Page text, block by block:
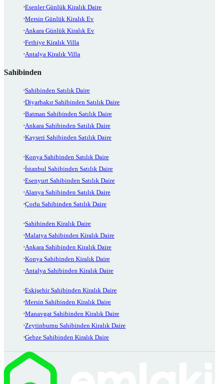
Esenler Günlük Kiralık Daire
Mersin Günlük Kiralık Ev
Ankara Günlük Kiralık Ev
Fethiye Kiralık Villa
Antalya Kiralık Villa
Sahibinden
Sahibinden Satılık Daire
Diyarbakır Sahibinden Satılık Daire
Batman Sahibinden Satılık Daire
Ankara Sahibinden Satılık Daire
Kayseri Sahibinden Satılık Daire
Konya Sahibinden Satılık Daire
İstanbul Sahibinden Satılık Daire
Esenyurt Sahibinden Satılık Daire
Alanya Sahibinden Satılık Daire
Çorlu Sahibinden Satılık Daire
Sahibinden Kiralık Daire
Malatya Sahibinden Kiralık Daire
Ankara Sahibinden Kiralık Daire
Konya Sahibinden Kiralık Daire
Antalya Sahibinden Kiralık Daire
Eskişehir Sahibinden Kiralık Daire
Mersin Sahibinden Kiralık Daire
Manavgat Sahibinden Kiralık Daire
Zeytinburnu Sahibinden Kiralık Daire
Gebze Sahibinden Kiralık Daire